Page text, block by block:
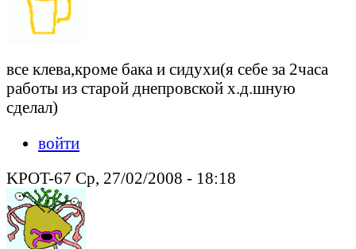
все клева,кроме бака и сидухи(я себе за 2часа
работы из старой днепровской х.д.шную
сделал)
войти
KPOT-67 Ср, 27/02/2008 - 18:18